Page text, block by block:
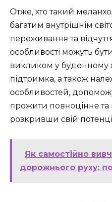
Отже, хто такий
багатим внутрішнім
переживання та
особливості можуть
викликом у буденному
підтримка, а також
особливостей,
прожити повноцінне та
розкривши свій
Як самостійно
дорожнього руху: